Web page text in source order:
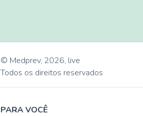
© Medprev, 2026, live
Todos os direitos reservados
PARA VOCÊ